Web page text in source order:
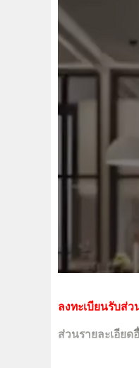
ลงทะเบียนรับส่
ส่วนรายละเอียด